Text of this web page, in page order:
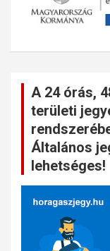
A 24 órás,
területi
Általános
lehetséges!